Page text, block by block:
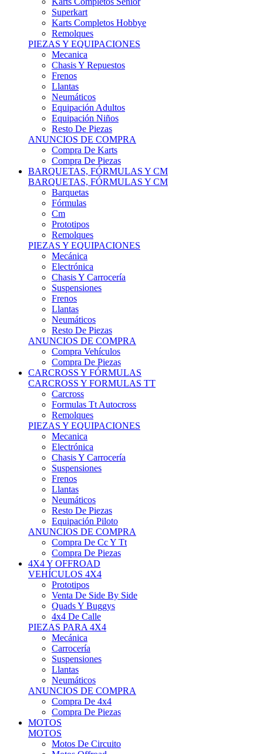
Superkart
Karts Completos Hobbye
Remolques
PIEZAS Y EQUIPACIONES
Mecanica
Chasis Y Repuestos
Frenos
Llantas
Neumáticos
Equipación Adultos
Equipación Niños
Resto De Piezas
ANUNCIOS DE COMPRA
Compra De Karts
Compra De Piezas
BARQUETAS, FÓRMULAS Y CM
BARQUETAS, FÓRMULAS Y CM
Barquetas
Fórmulas
Cm
Prototipos
Remolques
PIEZAS Y EQUIPACIONES
Mecánica
Electrónica
Chasis Y Carrocería
Suspensiones
Frenos
Llantas
Neumáticos
Resto De Piezas
ANUNCIOS DE COMPRA
Compra Vehículos
Compra De Piezas
CARCROSS Y FÓRMULAS
CARCROSS Y FORMULAS TT
Carcross
Formulas Tt Autocross
Remolques
PIEZAS Y EQUIPACIONES
Mecanica
Electrónica
Chasis Y Carrocería
Suspensiones
Frenos
Llantas
Neumáticos
Resto De Piezas
Equipación Piloto
ANUNCIOS DE COMPRA
Compra De Cc Y Tt
Compra De Piezas
4X4 Y OFFROAD
VEHÍCULOS 4X4
Prototipos
Venta De Side By Side
Quads Y Buggys
4x4 De Calle
PIEZAS PARA 4X4
Mecánica
Carrocería
Suspensiones
Llantas
Neumáticos
ANUNCIOS DE COMPRA
Compra De 4x4
Compra De Piezas
MOTOS
MOTOS
Motos De Circuito